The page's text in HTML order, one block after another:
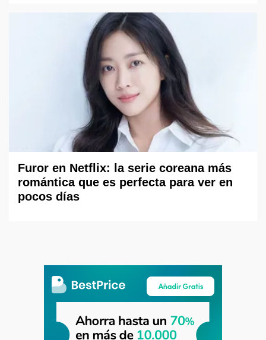
Furor en Netflix: la serie coreana más
romántica que es perfecta para ver en
pocos días